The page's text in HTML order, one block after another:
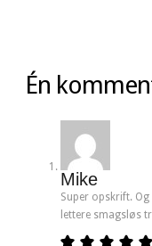
Én
Mike
Super opskrift.
lettere smagsløs